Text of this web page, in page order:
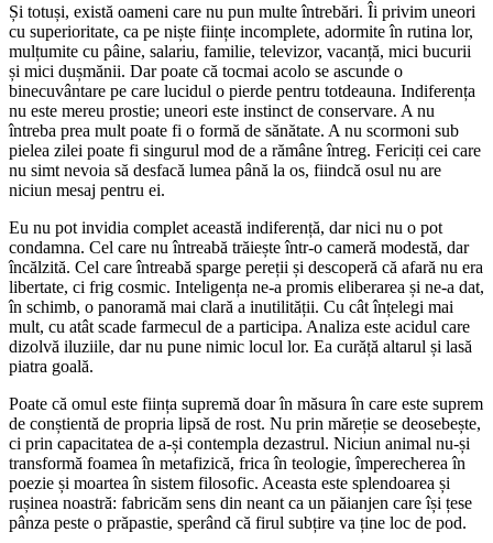
Și totuși, există oameni care nu pun multe întrebări. Îi privim uneori
cu superioritate, ca pe niște ființe incomplete, adormite în rutina lor,
mulțumite cu pâine, salariu, familie, televizor, vacanță, mici bucurii
și mici dușmănii. Dar poate că tocmai acolo se ascunde o
binecuvântare pe care lucidul o pierde pentru totdeauna. Indiferența
nu este mereu prostie; uneori este instinct de conservare. A nu
întreba prea mult poate fi o formă de sănătate. A nu scormoni sub
pielea zilei poate fi singurul mod de a rămâne întreg. Fericiți cei care
nu simt nevoia să desfacă lumea până la os, fiindcă osul nu are
niciun mesaj pentru ei.
Eu nu pot invidia complet această indiferență, dar nici nu o pot
condamna. Cel care nu întreabă trăiește într-o cameră modestă, dar
încălzită. Cel care întreabă sparge pereții și descoperă că afară nu era
libertate, ci frig cosmic. Inteligența ne-a promis eliberarea și ne-a dat,
în schimb, o panoramă mai clară a inutilității. Cu cât înțelegi mai
mult, cu atât scade farmecul de a participa. Analiza este acidul care
dizolvă iluziile, dar nu pune nimic locul lor. Ea curăță altarul și lasă
piatra goală.
Poate că omul este ființa supremă doar în măsura în care este suprem
de conștientă de propria lipsă de rost. Nu prin măreție se deosebește,
ci prin capacitatea de a-și contempla dezastrul. Niciun animal nu-și
transformă foamea în metafizică, frica în teologie, împerecherea în
poezie și moartea în sistem filosofic. Aceasta este splendoarea și
rușinea noastră: fabricăm sens din neant ca un păianjen care își țese
pânza peste o prăpastie, sperând că firul subțire va ține loc de pod.